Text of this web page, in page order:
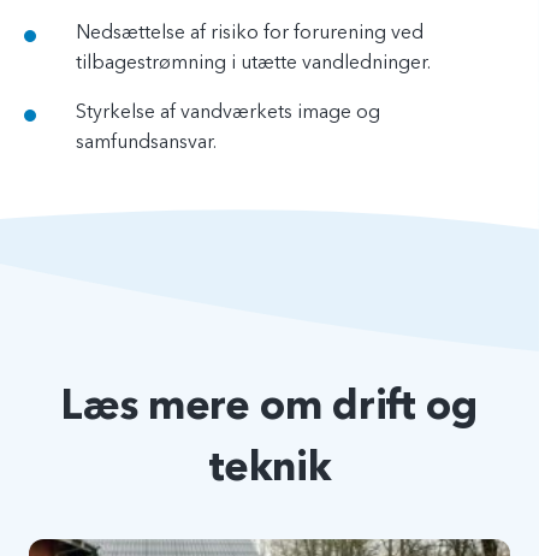
Nedsættelse af risiko for forurening ved
tilbagestrømning i utætte vandledninger.
Styrkelse af vandværkets image og
samfundsansvar.
Læs mere om drift og
teknik